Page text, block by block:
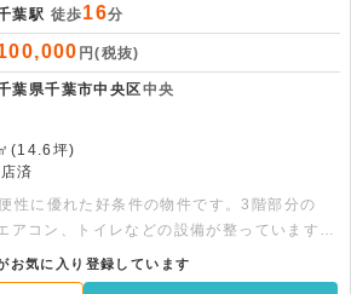
葉駅 徒歩16分
円(税抜)
葉県千葉市中央区中央
(14.6坪)
済
性に優れた好条件の物件です。3階部分の
アコン、トイレなどの設備が整っています。
せください。
お気に入り登録しています